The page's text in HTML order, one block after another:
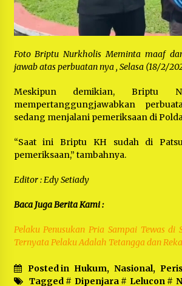
Foto Briptu Nurkholis Meminta maaf
jawab atas perbuatan nya , Selasa (18/2/
Meskipun demikian, Briptu
mempertanggungjawabkan
sedang menjalani pemeriksaan di
“Saat ini Briptu KH sudah di
pemeriksaan,” tambahnya.
Editor : Edy Setiady
Baca Juga Berita Kami :
Pelaku Penusukan Pria Sampai Tewas di
Ternyata Pelaku Adalah Tetangga dan
Posted in Hukum, Nasional,
Tagged # Dipenjara# Lelucon#